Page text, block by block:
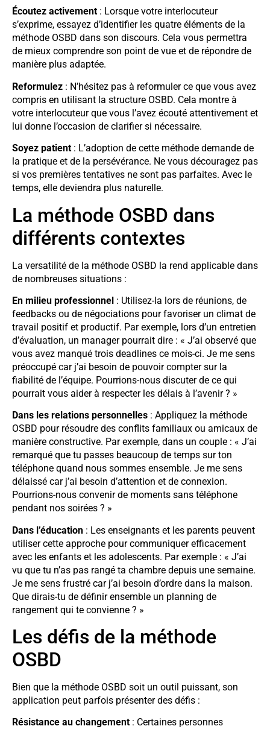
Écoutez activement : Lorsque votre interlocuteur
s’exprime, essayez d’identifier les quatre éléments de la
méthode OSBD dans son discours. Cela vous permettra
de mieux comprendre son point de vue et de répondre de
manière plus adaptée.
Reformulez : N’hésitez pas à reformuler ce que vous avez
compris en utilisant la structure OSBD. Cela montre à
votre interlocuteur que vous l’avez écouté attentivement et
lui donne l’occasion de clarifier si nécessaire.
Soyez patient : L’adoption de cette méthode demande de
la pratique et de la persévérance. Ne vous découragez pas
si vos premières tentatives ne sont pas parfaites. Avec le
temps, elle deviendra plus naturelle.
La méthode OSBD dans
différents contextes
La versatilité de la méthode OSBD la rend applicable dans
de nombreuses situations :
En milieu professionnel : Utilisez-la lors de réunions, de
feedbacks ou de négociations pour favoriser un climat de
travail positif et productif. Par exemple, lors d’un entretien
d’évaluation, un manager pourrait dire : « J’ai observé que
vous avez manqué trois deadlines ce mois-ci. Je me sens
préoccupé car j’ai besoin de pouvoir compter sur la
fiabilité de l’équipe. Pourrions-nous discuter de ce qui
pourrait vous aider à respecter les délais à l’avenir ? »
Dans les relations personnelles : Appliquez la méthode
OSBD pour résoudre des conflits familiaux ou amicaux de
manière constructive. Par exemple, dans un couple : « J’ai
remarqué que tu passes beaucoup de temps sur ton
téléphone quand nous sommes ensemble. Je me sens
délaissé car j’ai besoin d’attention et de connexion.
Pourrions-nous convenir de moments sans téléphone
pendant nos soirées ? »
Dans l’éducation : Les enseignants et les parents peuvent
utiliser cette approche pour communiquer efficacement
avec les enfants et les adolescents. Par exemple : « J’ai
vu que tu n’as pas rangé ta chambre depuis une semaine.
Je me sens frustré car j’ai besoin d’ordre dans la maison.
Que dirais-tu de définir ensemble un planning de
rangement qui te convienne ? »
Les défis de la méthode
OSBD
Bien que la méthode OSBD soit un outil puissant, son
application peut parfois présenter des défis :
Résistance au changement : Certaines personnes